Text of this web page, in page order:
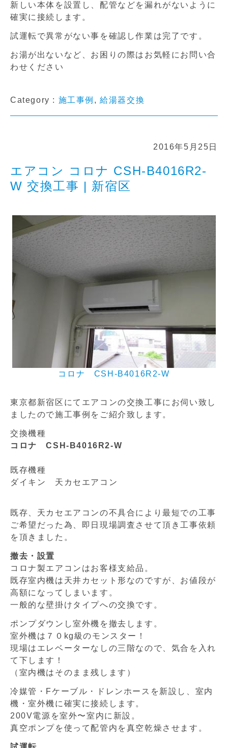
新しい本体を設置し、配管などを漏れがないように
確実に接続します。
試運転で異常がない事を確認し作業は完了です。
お湯が出ないなど、お困りの際はお気軽にお問い合
わせください
Category : 施工事例 ,給湯器交換
2016年5月25日
エアコン コロナ CSH-B4016R2-
W 交換工事 | 新宿区
コロナ CSH-B4016R2-W
東京都新宿区にてエアコンの交換工事にお伺い致し
ましたので施工事例をご紹介致します。
交換機種
コロナ CSH-B4016R2-W
既存機種
ダイキン 天カセエアコン
既存、天カセエアコンの不具合により最短での工事
ご希望だった為、即日現場調査させて頂き工事依頼
を頂きました。
撤去・設置
コロナ製エアコンはお客様支給品。
既存室内機は天井カセット形なのですが、お値段が
高額になってしまいます。
一般的な壁掛けタイプへの交換です。
ポンプダウンし室外機を撤去します。
室外機は７０kg級のモンスター！
現場はエレベーターなしの三階なので、気合を入れ
て下します！
（室内機はそのまま残します）
冷媒管・Fケーブル・ドレンホースを新設し、室内
機・室外機に確実に接続します。
200V電源を室外〜室内に新設。
真空ポンプを使って配管内を真空乾燥させます。